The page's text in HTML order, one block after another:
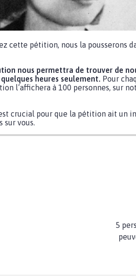
cette pétition, nous la pousserons
nous permettra de trouver de
heures seulement. Pour
l’affichera à 100 personnes, sur
crucial pour que la pétition ait un
sur vous.
5